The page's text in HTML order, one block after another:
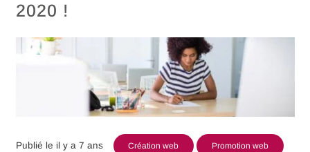
2020 !
Publié le il y a 7 ans Création web Promotion web